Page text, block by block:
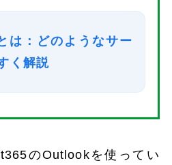
は：どのようなサー
く解説
のOutlookを使ってい